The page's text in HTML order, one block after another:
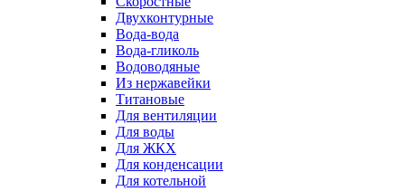
Двухконтурные
Вода-вода
Вода-гликоль
Водоводяные
Из нержавейки
Титановые
Для вентиляции
Для воды
Для ЖКХ
Для конденсации
Для котельной